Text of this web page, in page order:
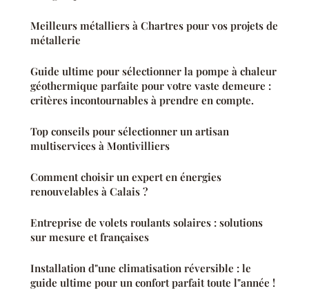
Meilleurs métalliers à Chartres pour vos projets de
métallerie
Guide ultime pour sélectionner la pompe à chaleur
géothermique parfaite pour votre vaste demeure :
critères incontournables à prendre en compte.
Top conseils pour sélectionner un artisan
multiservices à Montivilliers
Comment choisir un expert en énergies
renouvelables à Calais ?
Entreprise de volets roulants solaires : solutions
sur mesure et françaises
Installation d"une climatisation réversible : le
guide ultime pour un confort parfait toute l"année !